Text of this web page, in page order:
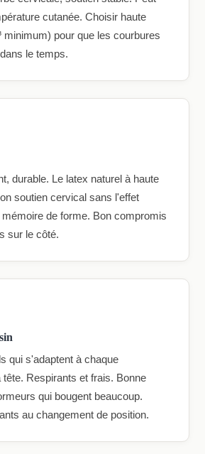
cutanée. Choisir haute
minimum) pour que les courbures
le temps.
durable. Le latex naturel à haute
soutien cervical sans l'effet
de forme. Bon compromis
sur le côté.
qui s'adaptent à chaque
tête. Respirants et frais. Bonne
qui bougent beaucoup.
au changement de position.